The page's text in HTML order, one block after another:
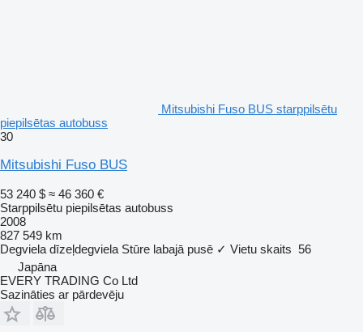
Mitsubishi Fuso BUS starppilsētu
piepilsētas autobuss
30
Mitsubishi Fuso BUS
53 240 $ ≈ 46 360 €
Starppilsētu piepilsētas autobuss
2008
827 549 km
Degviela dīzeļdegviela Stūre labajā pusē ✓ Vietu skaits 56
Japāna
EVERY TRADING Co Ltd
Sazināties ar pārdevēju